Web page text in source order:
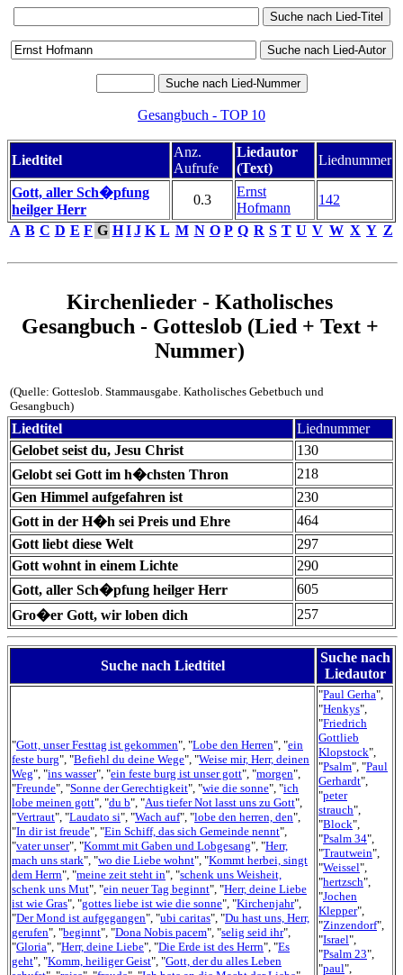
Gesangbuch - TOP 10
Liedtitel
Anz.
Aufrufe
Liedautor
(Text)
Liednummer
Gott, aller Sch�pfung
heilger Herr
0.3
Ernst
Hofmann
142
A B C D E F G H IJ K L M N O P Q R S T U V W X Y Z
Kirchenlieder - Katholisches
Gesangbuch - Gotteslob (Lied + Text +
Nummer)
(Quelle: Gotteslob. Stammausgabe. Katholisches Gebetbuch und
Gesangbuch)
Liedtitel
Liednummer
Gelobet seist du, Jesu Christ
130
Gelobt sei Gott im h�chsten Thron
218
Gen Himmel aufgefahren ist
230
Gott in der H�h sei Preis und Ehre
464
Gott liebt diese Welt
297
Gott wohnt in einem Lichte
290
Gott, aller Sch�pfung heilger Herr
605
Gro�er Gott, wir loben dich
257
Suche nach Liedtitel
Suche nach
Liedautor
"Gott, unser Festtag ist gekommen", "Lobe den Herren", "ein
feste burg", "Befiehl du deine Wege", "Weise mir, Herr, deinen
Weg", "ins wasser", "ein feste burg ist unser gott", "morgen",
"Freunde", "Sonne der Gerechtigkeit", "wie die sonne", "ich
lobe meinen gott", "du b", "Aus tiefer Not lasst uns zu Gott",
"Vertraut", "Laudato si", "Wach auf", "lobe den herren, den",
"In dir ist freude", "Ein Schiff, das sich Gemeinde nennt",
"vater unser", "Kommt mit Gaben und Lobgesang", "Herr,
mach uns stark", "wo die Liebe wohnt", "Kommt herbei, singt
dem Herrn", "meine zeit steht in", "schenk uns Weisheit,
schenk uns Mut", "ein neuer Tag beginnt", "Herr, deine Liebe
ist wie Gras", "gottes liebe ist wie die sonne", "Kirchenjahr",
"Der Mond ist aufgegangen", "ubi caritas", "Du hast uns, Herr,
gerufen", "beginnt", "Dona Nobis pacem", "selig seid ihr",
"Gloria", "Herr, deine Liebe", "Die Erde ist des Herrn", "Es
geht", "Komm, heiliger Geist", "Gott, der du alles Leben
"Paul Gerha",
"Henkys",
"Friedrich
Gottlieb
Klopstock",
"Psalm", "Paul
Gerhardt",
"peter
strauch",
"Block",
"Psalm 34",
"Trautwein",
"Weissel",
"hertzsch",
"Jochen
Klepper",
"Zinzendorf",
"Israel",
"Psalm 23",
"paul",